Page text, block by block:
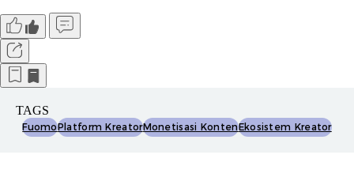
TAGS
FuomoPlatform KreatorMonetisasi KontenEkosistem Kreator